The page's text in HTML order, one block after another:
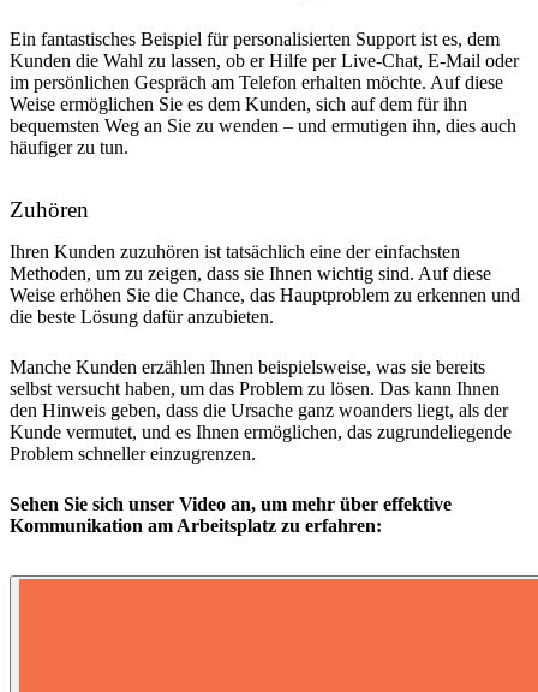
Ein fantastisches Beispiel für personalisierten Support ist es, dem
Kunden die Wahl zu lassen, ob er Hilfe per Live-Chat, E-Mail oder
im persönlichen Gespräch am Telefon erhalten möchte. Auf diese
Weise ermöglichen Sie es dem Kunden, sich auf dem für ihn
bequemsten Weg an Sie zu wenden – und ermutigen ihn, dies auch
häufiger zu tun.
Zuhören
Ihren Kunden zuzuhören ist tatsächlich eine der einfachsten
Methoden, um zu zeigen, dass sie Ihnen wichtig sind. Auf diese
Weise erhöhen Sie die Chance, das Hauptproblem zu erkennen und
die beste Lösung dafür anzubieten.
Manche Kunden erzählen Ihnen beispielsweise, was sie bereits
selbst versucht haben, um das Problem zu lösen. Das kann Ihnen
den Hinweis geben, dass die Ursache ganz woanders liegt, als der
Kunde vermutet, und es Ihnen ermöglichen, das zugrundeliegende
Problem schneller einzugrenzen.
Sehen Sie sich unser Video an, um mehr über effektive
Kommunikation am Arbeitsplatz zu erfahren: